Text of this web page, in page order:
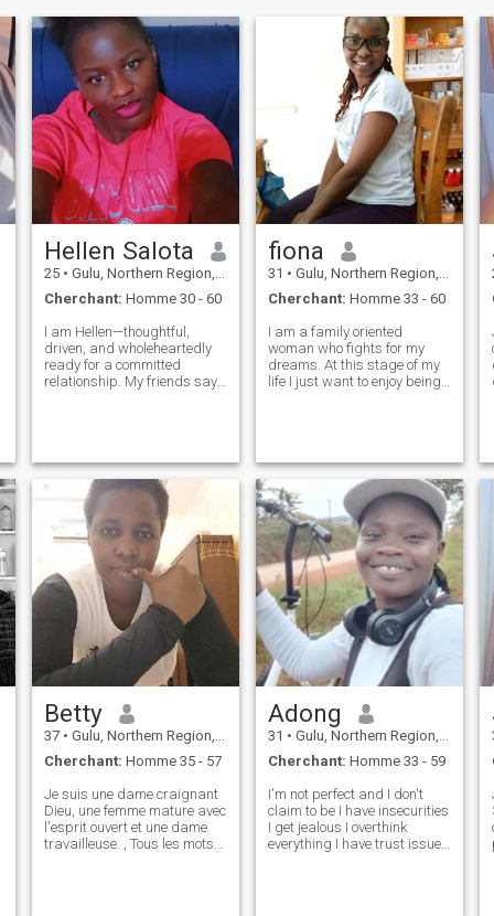
Hellen Salota
25 • Gulu, Northern Region, Ouganda
Cherchant: Homme 30 - 60
I am Hellen—thoughtful,
driven, and wholeheartedly
ready for a committed
relationship. My friends say
deep belly laughs, and little
adventur
fiona
31 • Gulu, Northern Region, Ouganda
Cherchant: Homme 33 - 60
I am a family oriented
woman who fights for my
dreams. At this stage of my
life I just want to enjoy being
and friends who celebrate
every steps we ta
Betty
37 • Gulu, Northern Region, Ouganda
Cherchant: Homme 35 - 57
Je suis une dame craignant
Dieu, une femme mature avec
l'esprit ouvert et une dame
travailleuse. , Tous les mots
Adong
31 • Gulu, Northern Region, Ouganda
Cherchant: Homme 33 - 59
I'm not perfect and I don't
claim to be I have insecurities
I get jealous I overthink
everything I have trust issues